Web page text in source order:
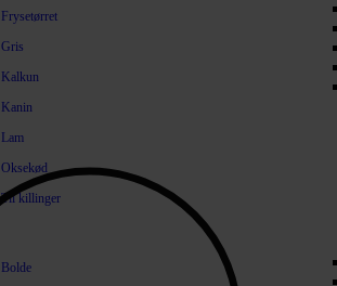
Frysetørret
Gris
Kalkun
Kanin
Lam
Oksekød
Til killinger
Bolde